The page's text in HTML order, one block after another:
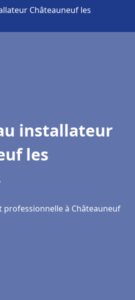
Châteauneuf les
installateur
les
à Châteauneuf